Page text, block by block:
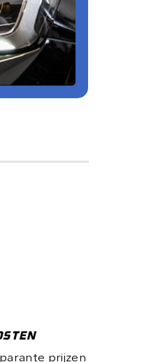
prijzen